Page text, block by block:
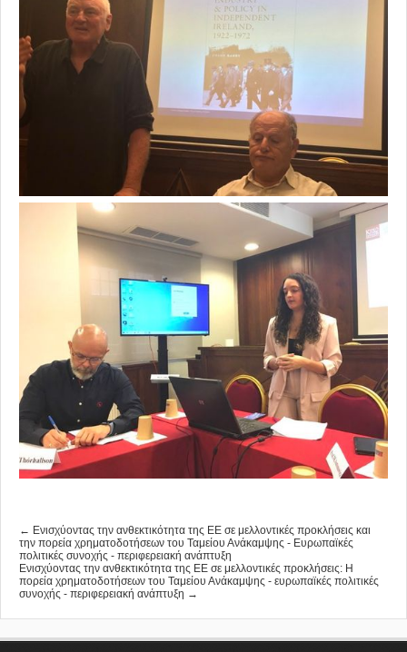
← Ενισχύοντας την ανθεκτικότητα της ΕΕ σε μελλοντικές προκλήσεις και
την πορεία χρηματοδοτήσεων του Ταμείου Ανάκαμψης - Ευρωπαϊκές
πολιτικές συνοχής - περιφερειακή ανάπτυξη
Ενισχύοντας την ανθεκτικότητα της ΕΕ σε μελλοντικές προκλήσεις: Η
πορεία χρηματοδοτήσεων του Ταμείου Ανάκαμψης - ευρωπαϊκές πολιτικές
συνοχής - περιφερειακή ανάπτυξη →